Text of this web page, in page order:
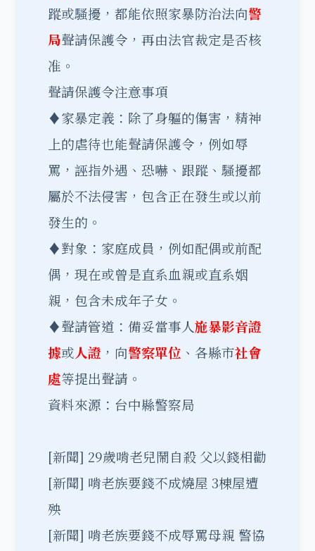
蹤或騷擾，都能依照家暴防治法向警
局聲請保護令，再由法官裁定是否核
准。
聲請保護令注意事項
♦家暴定義：除了身軀的傷害，精神
上的虐待也能聲請保護令，例如辱
罵，誣指外遇、恐嚇、跟蹤、騷擾都
屬於不法侵害，包含正在發生或以前
發生的。
♦對象：家庭成員，例如配偶或前配
偶，現在或曾是直系血親或直系姻
親，包含未成年子女。
♦聲請管道：備妥當事人施暴影音證
據或人證 ，向警察單位 、各縣市社會
處等提出聲請。
資料來源：台中縣警察局
[新聞] 29歲啃老兒鬧自殺 父以錢相勸
[新聞] 啃老族要錢不成燒屋 3棟屋遭
殃
[新聞] 啃老族要錢不成辱罵母親 警協